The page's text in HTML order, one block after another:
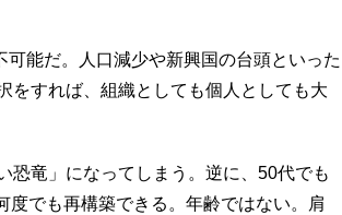
能だ。人口減少や新興国の台頭といった
をすれば、組織としても個人としても大
恐竜」になってしまう。逆に、50代でも
でも再構築できる。年齢ではない。肩